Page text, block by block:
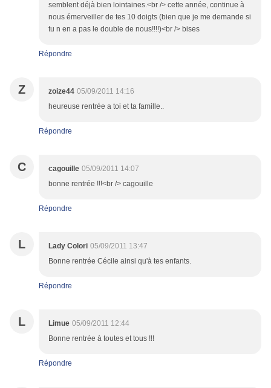
semblent déjà bien lointaines.<br /> cette année, continue à
nous émerveiller de tes 10 doigts (bien que je me demande si
tu n en a pas le double de nous!!!!)<br /> bises
Répondre
Z zoize44 05/09/2011 14:16
heureuse rentrée a toi et ta famille..
Répondre
C cagouille 05/09/2011 14:07
bonne rentrée !!!<br /> cagouille
Répondre
L Lady Colori 05/09/2011 13:47
Bonne rentrée Cécile ainsi qu'à tes enfants.
Répondre
L Limue 05/09/2011 12:44
Bonne rentrée à toutes et tous !!!
Répondre